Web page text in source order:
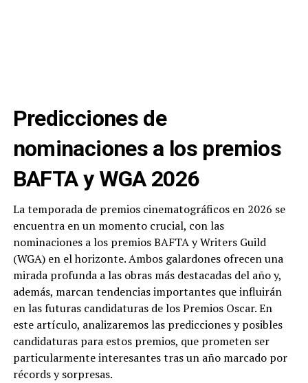
Predicciones de
nominaciones a los premios
BAFTA y WGA 2026
La temporada de premios cinematográficos en 2026 se
encuentra en un momento crucial, con las
nominaciones a los premios BAFTA y Writers Guild
(WGA) en el horizonte. Ambos galardones ofrecen una
mirada profunda a las obras más destacadas del año y,
además, marcan tendencias importantes que influirán
en las futuras candidaturas de los Premios Oscar. En
este artículo, analizaremos las predicciones y posibles
candidaturas para estos premios, que prometen ser
particularmente interesantes tras un año marcado por
récords y sorpresas.